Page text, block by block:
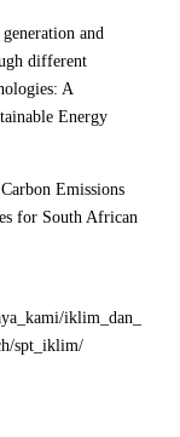
and
different
A
Energy
Emissions
for South African
iklim_dan_
spt_iklim/